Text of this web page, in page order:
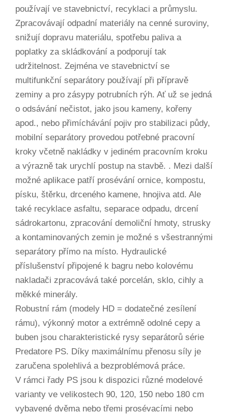
používají ve stavebnictví, recyklaci a průmyslu.
Zpracovávají odpadní materiály na cenné suroviny,
snižují dopravu materiálu, spotřebu paliva a
poplatky za skládkování a podporují tak
udržitelnost. Zejména ve stavebnictví se
multifunkční separátory používají při přípravě
zeminy a pro zásypy potrubních rýh. Ať už se jedná
o odsávání nečistot, jako jsou kameny, kořeny
apod., nebo přimíchávání pojiv pro stabilizaci půdy,
mobilní separátory provedou potřebné pracovní
kroky včetně nakládky v jediném pracovním kroku
a výrazně tak urychlí postup na stavbě. . Mezi další
možné aplikace patří prosévání ornice, kompostu,
písku, štěrku, drceného kamene, hnojiva atd. Ale
také recyklace asfaltu, separace odpadu, drcení
sádrokartonu, zpracování demoliční hmoty, strusky
a kontaminovaných zemin je možné s všestrannými
separátory přímo na místo. Hydraulické
příslušenství připojené k bagru nebo kolovému
nakladači zpracovává také porcelán, sklo, cihly a
měkké minerály.
Robustní rám (modely HD = dodatečné zesílení
rámu), výkonný motor a extrémně odolné cepy a
buben jsou charakteristické rysy separátorů série
Predatore PS. Díky maximálnímu přenosu síly je
zaručena spolehlivá a bezproblémová práce.
V rámci řady PS jsou k dispozici různé modelové
varianty ve velikostech 90, 120, 150 nebo 180 cm
vybavené dvěma nebo třemi prosévacími nebo